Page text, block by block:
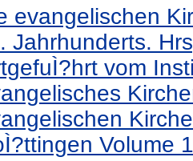
evangelischen
Jahrhunderts.
vom
Volume 1